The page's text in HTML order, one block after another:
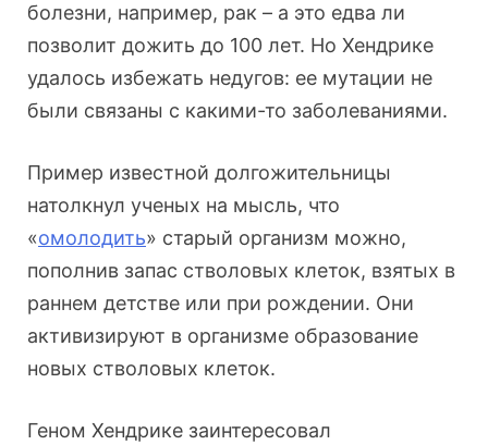
болезни, например, рак – а это едва ли
позволит дожить до 100 лет. Но Хендрике
удалось избежать недугов: ее мутации не
были связаны с какими-то заболеваниями.
Пример известной долгожительницы
натолкнул ученых на мысль, что
«омолодить» старый организм можно,
пополнив запас стволовых клеток, взятых в
раннем детстве или при рождении. Они
активизируют в организме образование
новых стволовых клеток.
Геном Хендрике заинтересовал